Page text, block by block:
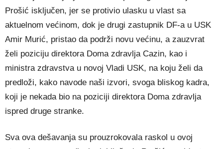
Prošić isključen, jer se protivio ulasku u vlast sa
aktuelnom većinom, dok je drugi zastupnik DF-a u USK
Amir Murić, pristao da podrži novu većinu, a zauzvrat
želi poziciju direktora Doma zdravlja Cazin, kao i
ministra zdravstva u novoj Vladi USK, na koju želi da
predloži, kako navode naši izvori, svoga bliskog kadra,
koji je nekada bio na poziciji direktora Doma zdravlja
ispred druge stranke.
Sva ova dešavanja su prouzrokovala raskol u ovoj